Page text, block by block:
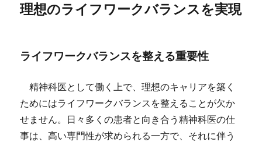
理想のライフワークバランスを実現
ライフワークバランスを整える重要性
精神科医として働く上で、理想のキャリアを築く
ためにはライフワークバランスを整えることが欠か
せません。日々多くの患者と向き合う精神科医の仕
事は、高い専門性が求められる一方で、それに伴う